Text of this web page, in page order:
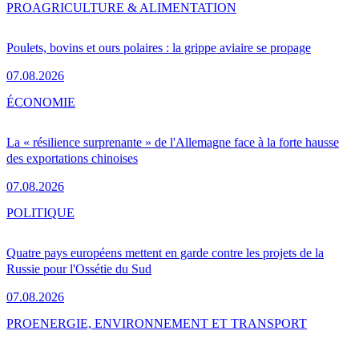
Poulets, bovins et ours polaires : la grippe aviaire se propage
07.08.2026
PROAGRICULTURE & ALIMENTATION
La « résilience surprenante » de l'Allemagne face à la forte hausse
des exportations chinoises
07.08.2026
ÉCONOMIE
Quatre pays européens mettent en garde contre les projets de la
Russie pour l'Ossétie du Sud
07.08.2026
POLITIQUE
PROENERGIE, ENVIRONNEMENT ET TRANSPORT